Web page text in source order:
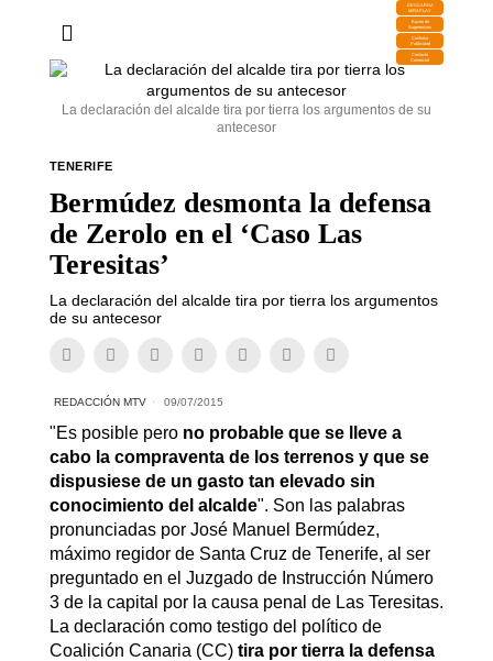
DESCARGA
MIRAPLAY
Buzón de
Sugerencias
Contratar
Publicidad
Contacto
Comercial
La declaración del alcalde tira por tierra los argumentos de su
antecesor
TENERIFE
Bermúdez desmonta la defensa
de Zerolo en el ‘Caso Las
Teresitas’
La declaración del alcalde tira por tierra los argumentos
de su antecesor
REDACCIÓN MTV 09/07/2015
"Es posible perono probable que se lleve a
cabo la compraventa de los terrenos y que se
dispusiese de un gasto tan elevado sin
conocimiento del alcalde". Son las palabras
pronunciadas por José Manuel Bermúdez,
máximo regidor de Santa Cruz de Tenerife, al ser
preguntado en el Juzgado de Instrucción Número
3 de la capital por la causa penal de Las Teresitas.
La declaración como testigo del político de
Coalición Canaria (CC) tira por tierra la defensa